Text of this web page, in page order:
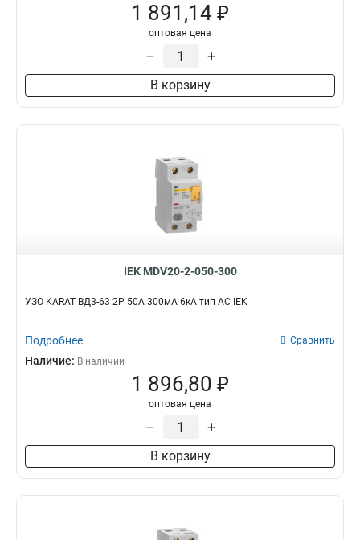
1 891,14 ₽
оптовая цена
– +
В корзину
IEK MDV20-2-050-300
УЗО KARAT ВД3-63 2P 50А 300мА 6кА тип AC IEK
Подробнее Сравнить
Наличие: В наличии
1 896,80 ₽
оптовая цена
– +
В корзину